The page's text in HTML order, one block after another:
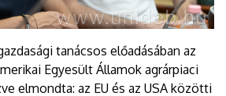
tanácsos előadásában az
Egyesült Államok agrárpiaci
elmondta: az EU és az USA közötti